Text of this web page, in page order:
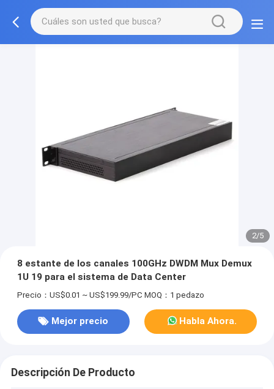
2/5
8 estante de los canales 100GHz DWDM Mux Demux
1U 19 para el sistema de Data Center
Precio：US$0.01 ~ US$199.99/PC MOQ：1 pedazo
Mejor precio Habla Ahora.
Descripción De Producto